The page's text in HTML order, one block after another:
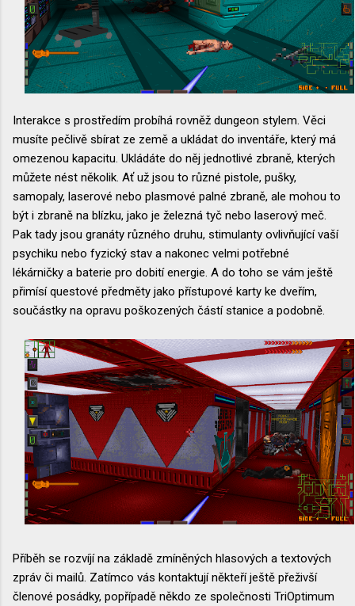
Interakce s prostředím probíhá rovněž dungeon stylem. Věci
musíte pečlivě sbírat ze země a ukládat do inventáře, který má
omezenou kapacitu. Ukládáte do něj jednotlivé zbraně, kterých
můžete nést několik. Ať už jsou to různé pistole, pušky,
samopaly, laserové nebo plasmové palné zbraně, ale mohou to
být i zbraně na blízku, jako je železná tyč nebo laserový meč.
Pak tady jsou granáty různého druhu, stimulanty ovlivňující vaší
psychiku nebo fyzický stav a nakonec velmi potřebné
lékárničky a baterie pro dobití energie. A do toho se vám ještě
přimísí questové předměty jako přístupové karty ke dveřím,
součástky na opravu poškozených částí stanice a podobně.
Příběh se rozvíjí na základě zmíněných hlasových a textových
zpráv či mailů. Zatímco vás kontaktují někteří ještě přeživší
členové posádky, popřípadě někdo ze společnosti TriOptimum